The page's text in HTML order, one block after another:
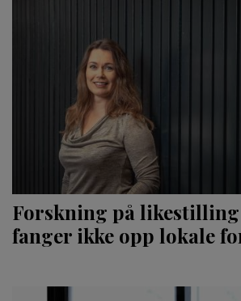
Forskning på
fanger ikke opp lokale